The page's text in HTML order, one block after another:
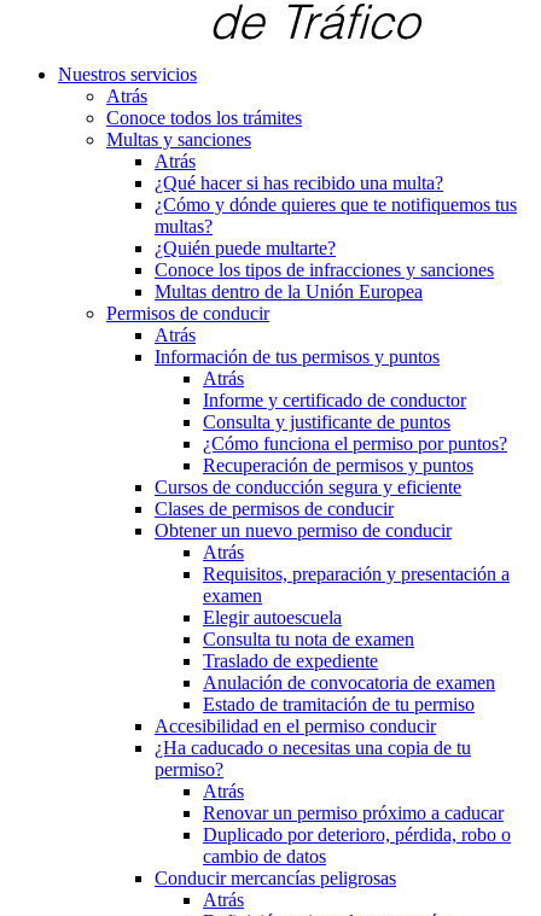
Nuestros servicios
Atrás
Conoce todos los trámites
Multas y sanciones
Atrás
¿Qué hacer si has recibido una multa?
¿Cómo y dónde quieres que te notifiquemos tus
multas?
¿Quién puede multarte?
Conoce los tipos de infracciones y sanciones
Multas dentro de la Unión Europea
Permisos de conducir
Atrás
Información de tus permisos y puntos
Atrás
Informe y certificado de conductor
Consulta y justificante de puntos
¿Cómo funciona el permiso por puntos?
Recuperación de permisos y puntos
Cursos de conducción segura y eficiente
Clases de permisos de conducir
Obtener un nuevo permiso de conducir
Atrás
Requisitos, preparación y presentación a
examen
Elegir autoescuela
Consulta tu nota de examen
Traslado de expediente
Anulación de convocatoria de examen
Estado de tramitación de tu permiso
Accesibilidad en el permiso conducir
¿Ha caducado o necesitas una copia de tu
permiso?
Atrás
Renovar un permiso próximo a caducar
Duplicado por deterioro, pérdida, robo o
cambio de datos
Conducir mercancías peligrosas
Atrás